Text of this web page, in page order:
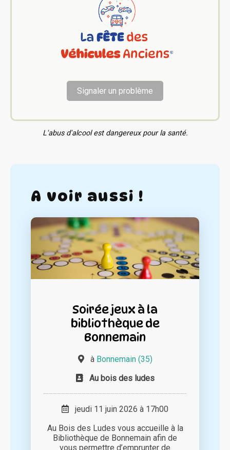
Signaler un problème
L'abus d'alcool est dangereux pour la santé.
A voir aussi !
Soirée jeux à la
bibliothèque de
Bonnemain
à Bonnemain (35)
Au bois des ludes
jeudi 11 juin 2026 à 17h00
Au Bois des Ludes vous accueille à la
Bibliothèque de Bonnemain afin de
vous permettre d’emprunter de